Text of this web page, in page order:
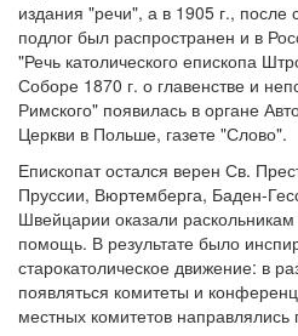
издания "речи", а в 1905 г.,
подлог был распространен и в
"Речь католического епископа
Соборе 1870 г. о главенстве и
Римского" появилась в органе
Церкви в Польше, газете "Слово".
Епископат остался верен Св.
Пруссии, Вюртемберга, Баден-
Швейцарии оказали
помощь. В результате было
старокатолическое движение: в
появляться комитеты и
местных комитетов направлялись